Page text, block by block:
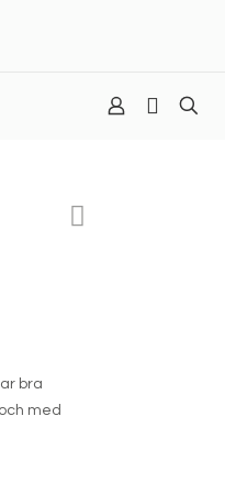
bra
med